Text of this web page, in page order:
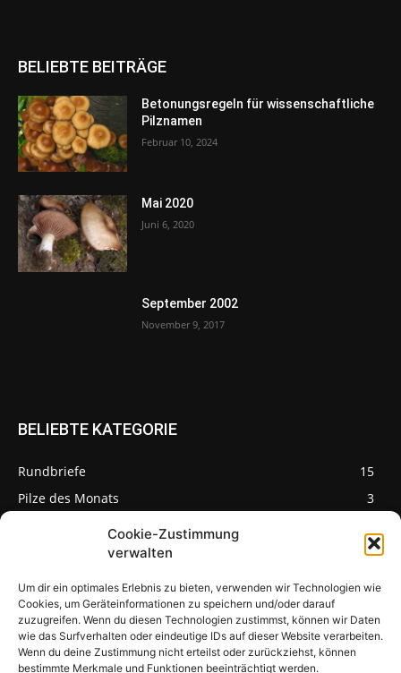
Cookie-Zustimmung
verwalten
Um dir ein optimales Erlebnis zu bieten, verwenden wir Technologien wie
Cookies, um Geräteinformationen zu speichern und/oder darauf
zuzugreifen. Wenn du diesen Technologien zustimmst, können wir Daten
wie das Surfverhalten oder eindeutige IDs auf dieser Website verarbeiten.
Wenn du deine Zustimmung nicht erteilst oder zurückziehst, können
bestimmte Merkmale und Funktionen beeinträchtigt werden.
BELIEBTE BEITRÄGE
Betonungsregeln für wissenschaftliche
Pilznamen
Februar 10, 2024
Mai 2020
Juni 6, 2020
September 2002
November 9, 2017
BELIEBTE KATEGORIE
Rundbriefe
15
Pilze des Monats
3
Pilzseite
Seltene Pilze aus
Mainfranken und
Deutschland